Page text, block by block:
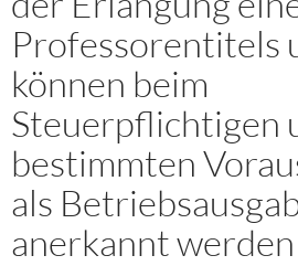
Professorentitels
können beim
Steuerpflichtigen
bestimmten
als
anerkannt werden